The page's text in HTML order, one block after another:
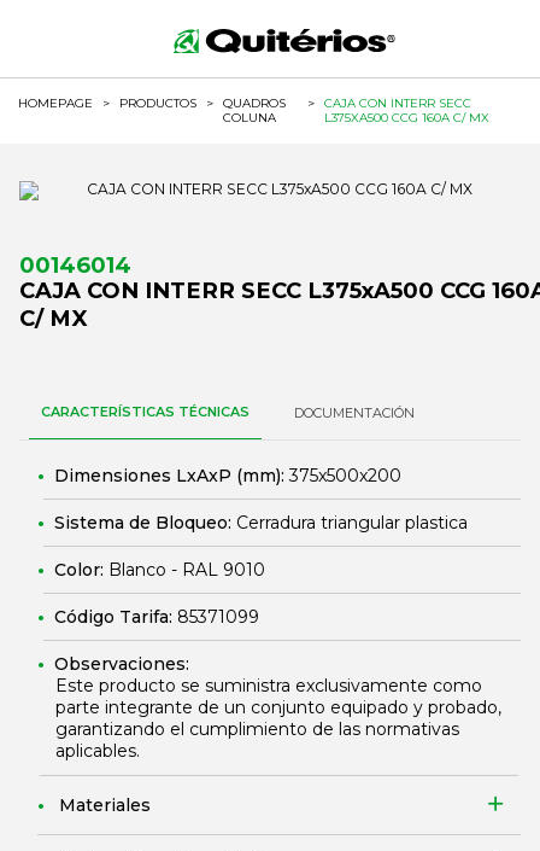
HOMEPAGE > PRODUCTOS >
QUADROS
COLUNA
>
CAJA CON INTERR SECC
L375XA500 CCG 160A C/ MX
00146014
CAJA CON INTERR SECC L375xA500 CCG
C/ MX
CARACTERÍSTICAS TÉCNICAS DOCUMENTACIÓN
Dimensiones LxAxP (mm):375x500x200
Sistema de Bloqueo: Cerradura triangular plastica
Color: Blanco - RAL 9010
Código Tarifa: 85371099
Observaciones:
Este producto se suministra exclusivamente como
parte integrante de un conjunto equipado y probado,
garantizando el cumplimiento de las normativas
aplicables.
Materiales